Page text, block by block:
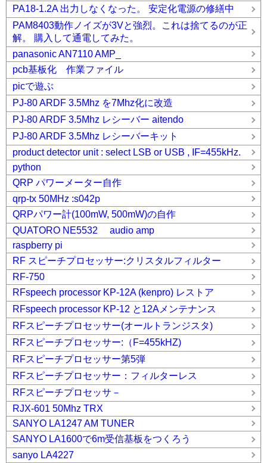
PA18-1.2A 出力しなくなった。 安定化電源の修繕中
PAM8403動作ノイズが3Vと強烈。これは捨てるのが正
解。 購入して通電してみた。
panasonic AN7110 AMP_
pcb基板化 作業ファイル
picで遊ぶ
PJ-80 ARDF 3.5Mhz を7Mhz化に改造
PJ-80 ARDF 3.5Mhz レシーバー aitendo
PJ-80 ARDF 3.5Mhz レシーバーキット
product detector unit : select LSB or USB , IF=455kHz.
python
QRP パワーメーター自作
qrp-tx 50MHz :s042p
QRPパワー計(100mW, 500mW)の自作
QUATORO NE5532 audio amp
raspberry pi
RF スピーチプロセッサー:クリスタルフィルター
RF-750
RFspeech processor KP-12A (kenpro) レストア
RFspeech processor KP-12 と12Aメンテナンス
RFスピーチプロセッサー(オールトランジスタ)
RFスピーチプロセッサー:（F=455kHZ)
RFスピーチプロセッサー第5弾
RFスピーチプロセッサー：フィルターレス
RFスピーチプロセッサ－
RJX-601 50Mhz TRX
SANYO LA1247 AM TUNER
SANYO LA1600で6m受信基板をつくろう
sanyo LA4227